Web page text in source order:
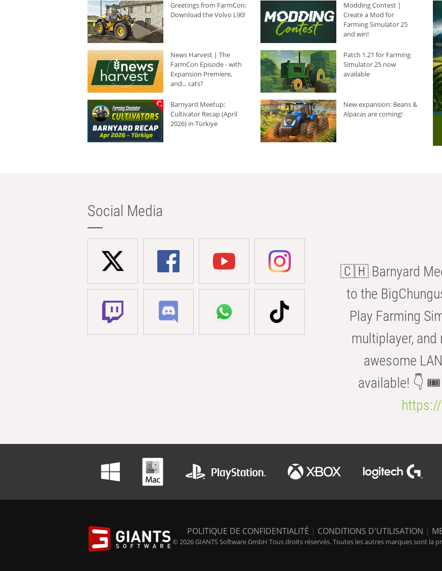
Greetings from FarmCon:
Download the Volvo L90!
Modding Contest |
Create a Mod for
Farming Simulator 25
and win!
News Harvest | The
FarmCon Episode - with
Expansion Premiere,
and... cats?
Patch 1.21 for Farming
Simulator 25 now
available
Barnyard Meetup:
Cultivator Recap (April
2026) in Türkiye
New expansion: Beans &
Alpacas are coming!
Social Media
🇨🇭 Barnyard
to the
Play Farming
multiplayer,
awesome
available! 👇 🎟️
POLITIQUE DE CONFIDENTIALITÉ | CONDITIONS D'UTILISATION |
© 2026 GIANTS Software GmbH Tous droits réservés. Toutes les autres marques sont la